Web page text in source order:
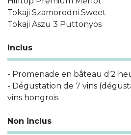
Tokaji Szamorodni Sweet
Tokaji Aszu 3 Puttonyos
Inclus
- Promenade en bâteau d'2
- Dégustation de 7 vins
vins hongrois
Non inclus